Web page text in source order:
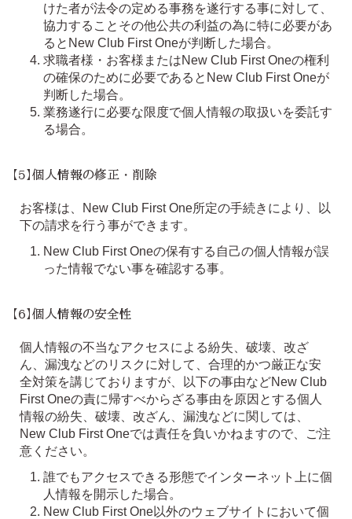
けた者が法令の定める事務を遂行する事に対して、
協力することその他公共の利益の為に特に必要があ
るとNew Club First Oneが判断した場合。
求職者様・お客様またはNew Club First Oneの権利
の確保のために必要であるとNew Club First Oneが
判断した場合。
業務遂行に必要な限度で個人情報の取扱いを委託す
る場合。
【5】個人情報の修正・削除
お客様は、New Club First One所定の手続きにより、以
下の請求を行う事ができます。
New Club First Oneの保有する自己の個人情報が誤
った情報でない事を確認する事。
【6】個人情報の安全性
個人情報の不当なアクセスによる紛失、破壊、改ざ
ん、漏洩などのリスクに対して、合理的かつ厳正な安
全対策を講じておりますが、以下の事由などNew Club
First Oneの責に帰すべからざる事由を原因とする個人
情報の紛失、破壊、改ざん、漏洩などに関しては、
New Club First Oneでは責任を負いかねますので、ご注
意ください。
誰でもアクセスできる形態でインターネット上に個
人情報を開示した場合。
New Club First One以外のウェブサイトにおいて個